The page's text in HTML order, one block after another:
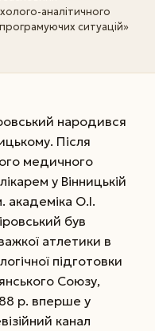
аналітичного
ситуацій»
народився
Після
медичного
у Вінниць­кій
академі­ка О.І.
був
атлетики в
підготовки
Союзу,
р. вперше у
канал